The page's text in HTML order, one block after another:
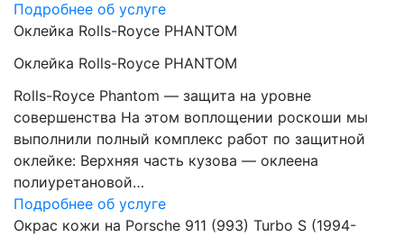
Подробнее об услуге
Оклейка Rolls-Royce PHANTOM
Оклейка Rolls-Royce PHANTOM
Rolls-Royce Phantom — защита на уровне
совершенства На этом воплощении роскоши мы
выполнили полный комплекс работ по защитной
оклейке: Верхняя часть кузова — оклеена
полиуретановой…
Подробнее об услуге
Окрас кожи на Porsche 911 (993) Turbo S (1994-